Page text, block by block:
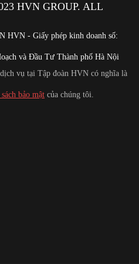
HVN GROUP. ALL
HVN - Giấy phép kinh doanh số:
và Đầu Tư Thành phố Hà Nội
vụ tại Tập đoàn HVN có nghĩa là
bảo mật của chúng tôi.